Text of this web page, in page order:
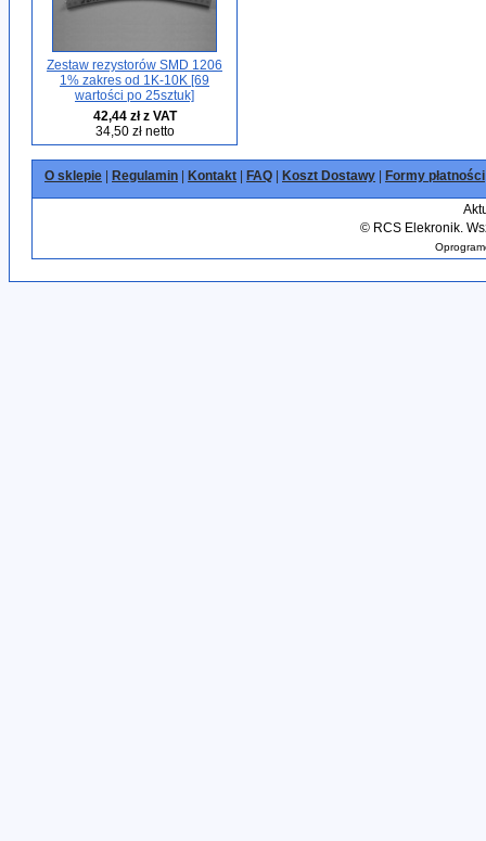
Zestaw rezystorów SMD 1206
1% zakres od 1K-10K [69
wartości po 25sztuk]
42,44 zł z VAT
34,50 zł netto
O sklepie Regulamin Kontakt FAQ Koszt Dostawy Formy płatności
©RCS Elekronik.